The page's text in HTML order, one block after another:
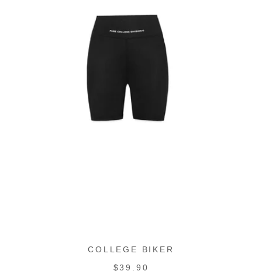
COLLEGE BIKER
PRECIO
$39.90